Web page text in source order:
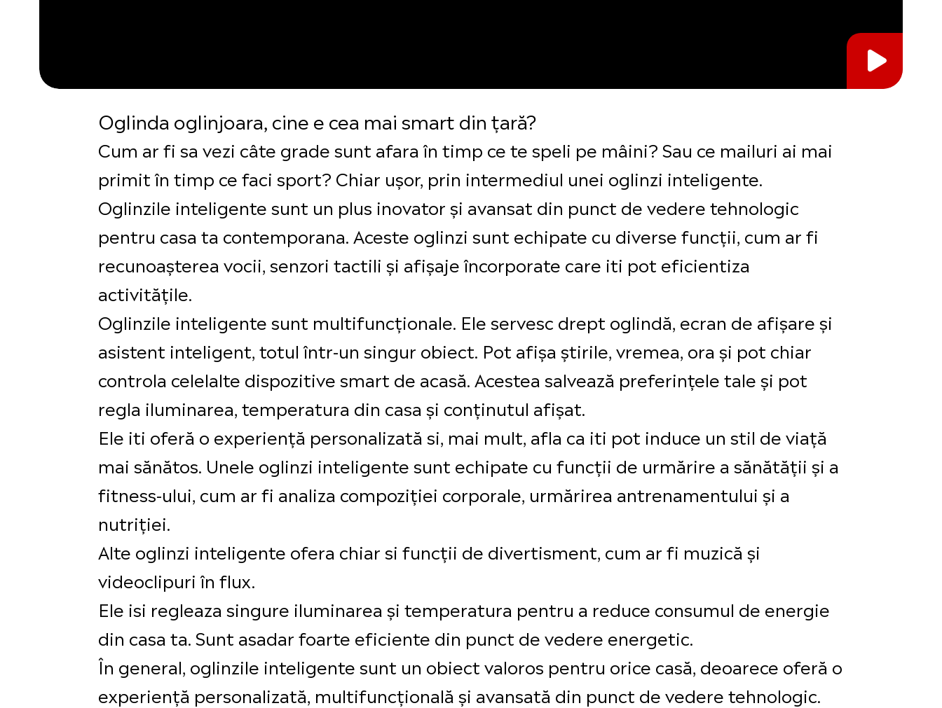
Oglinda oglinjoara, cine e cea mai smart din țară?
Cum ar fi sa vezi câte grade sunt afara în timp ce te speli pe mâini? Sau ce mailuri ai mai
primit în timp ce faci sport? Chiar ușor, prin intermediul unei oglinzi inteligente.
Oglinzile inteligente sunt un plus inovator și avansat din punct de vedere tehnologic
pentru casa ta contemporana. Aceste oglinzi sunt echipate cu diverse funcții, cum ar fi
recunoașterea vocii, senzori tactili și afișaje încorporate care iti pot eficientiza
activitățile.
Oglinzile inteligente sunt multifuncționale. Ele servesc drept oglindă, ecran de afișare și
asistent inteligent, totul într-un singur obiect. Pot afișa știrile, vremea, ora și pot chiar
controla celelalte dispozitive smart de acasă. Acestea salvează preferințele tale și pot
regla iluminarea, temperatura din casa și conținutul afișat.
Ele iti oferă o experiență personalizată si, mai mult, afla ca iti pot induce un stil de viață
mai sănătos. Unele oglinzi inteligente sunt echipate cu funcții de urmărire a sănătății și a
fitness-ului, cum ar fi analiza compoziției corporale, urmărirea antrenamentului și a
nutriției.
Alte oglinzi inteligente ofera chiar si funcții de divertisment, cum ar fi muzică și
videoclipuri în flux.
Ele isi regleaza singure iluminarea și temperatura pentru a reduce consumul de energie
din casa ta. Sunt asadar foarte eficiente din punct de vedere energetic.
În general, oglinzile inteligente sunt un obiect valoros pentru orice casă, deoarece oferă o
experiență personalizată, multifuncțională și avansată din punct de vedere tehnologic.